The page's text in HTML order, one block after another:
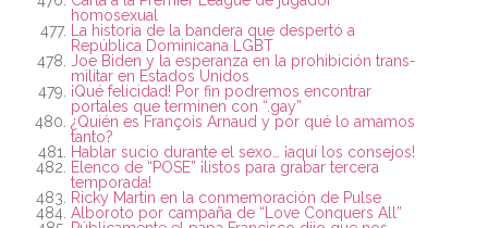
homosexual
La historia de la bandera que despertó a
República Dominicana LGBT
Joe Biden y la esperanza en la prohibición trans-
militar en Estados Unidos
¡Qué felicidad! Por fin podremos encontrar
portales que terminen con “.gay”
¿Quién es François Arnaud y por qué lo amamos
tanto?
Hablar sucio durante el sexo… ¡aquí los consejos!
Elenco de “POSE” ¡listos para grabar tercera
temporada!
Ricky Martin en la conmemoración de Pulse
Alboroto por campaña de “Love Conquers All”